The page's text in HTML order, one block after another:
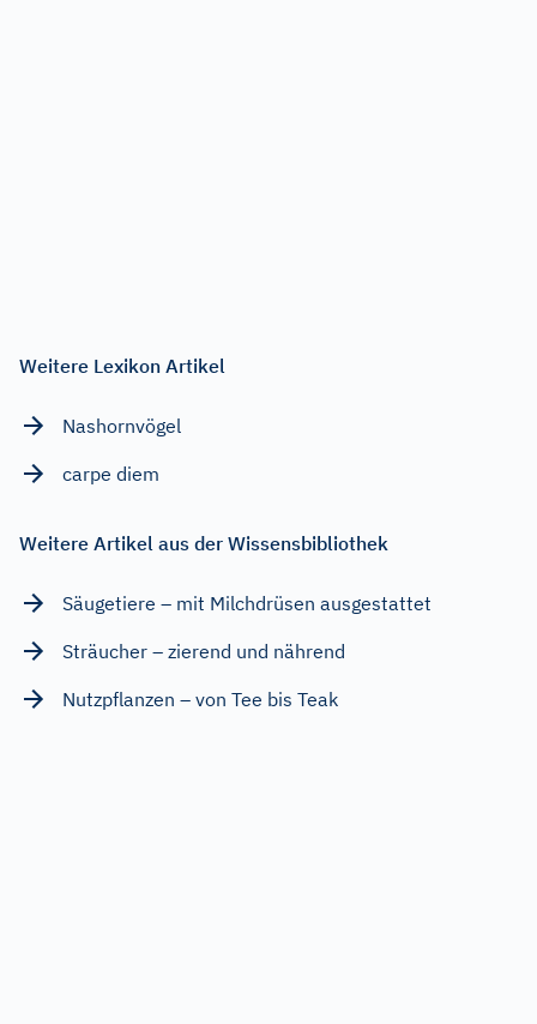
Weitere Lexikon Artikel
Nashornvögel
carpe diem
Weitere Artikel aus der Wissensbibliothek
Säugetiere – mit Milchdrüsen ausgestattet
Sträucher – zierend und nährend
Nutzpflanzen – von Tee bis Teak